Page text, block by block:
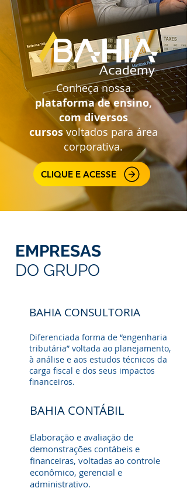
Conheça nossa
plataformade ensino,
com diversos
cursosvoltados para área
corporativa.
CLIQUE E ACESSE
BAHIA CONSULTORIA
Diferenciada forma de “engenharia
tributária” voltada ao planejamento,
à análise e aos estudos técnicos da
carga fiscal e dos seus impactos
financeiros.
BAHIA CONTÁBIL
Elaboração e avaliação de
demonstrações contábeis e
financeiras, voltadas ao controle
econômico, gerencial e
administrativo.
EMPRESAS
DO GRUPO